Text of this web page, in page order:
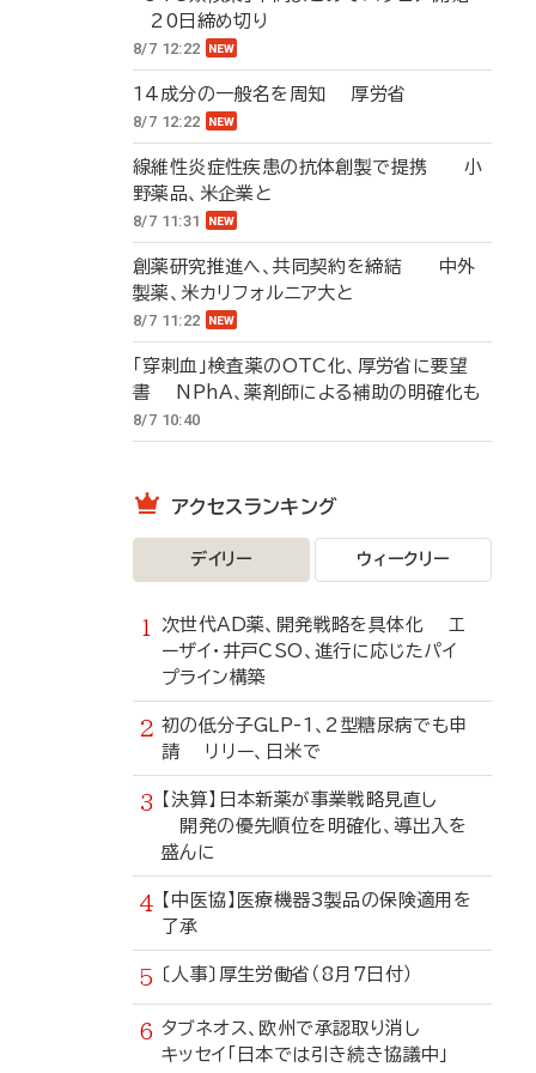
20日締め切り
8/7 12:22
14成分の一般名を周知 厚労省
8/7 12:22
線維性炎症性疾患の抗体創製で提携 小
野薬品、米企業と
8/7 11:31
創薬研究推進へ、共同契約を締結 中外
製薬、米カリフォルニア大と
8/7 11:22
「穿刺血」検査薬のOTC化、厚労省に要望
書 NPhA、薬剤師による補助の明確化も
8/7 10:40
アクセスランキング
デイリー ウィークリー
次世代AD薬、開発戦略を具体化 エ
ーザイ・井戸CSO、進行に応じたパイ
プライン構築
初の低分子GLP-1、2型糖尿病でも申
請 リリー、日米で
【決算】日本新薬が事業戦略見直し
開発の優先順位を明確化、導出入を
盛んに
【中医協】医療機器3製品の保険適用を
了承
〔人事〕厚生労働省（8月7日付）
タブネオス、欧州で承認取り消し
キッセイ「日本では引き続き協議中」